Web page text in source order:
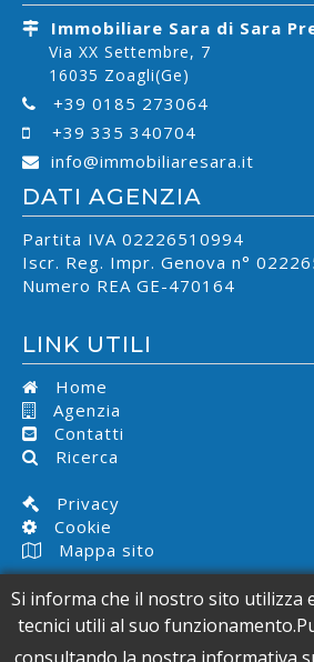
Si informa che il nostro sito utilizza
tecnici utili al suo
Immobiliare Sara di Sara
Via XX Settembre, 7
16035 Zoagli(Ge)
+39 0185 273064
+39 335 340704
info@immobiliaresara.it
DATI AGENZIA
Partita IVA 02226510994
Iscr. Reg. Impr. Genova n°
Numero REA GE-470164
LINK UTILI
Home
Agenzia
Contatti
Ricerca
Privacy
Cookie
Mappa sito
Copyright
2026 Immobiliare Sara di
- P. IVA 02226510994 - Powered by